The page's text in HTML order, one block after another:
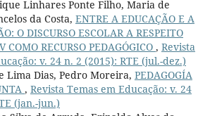
Linhares Ponte Filho, Maria de
da Costa, ENTRE A EDUCAÇÃO E A
O DISCURSO ESCOLAR A RESPEITO
COMO RECURSO PEDAGÓGICO , Revista
v. 24 n. 2 (2015): RTE (jul.-dez.)
Lima Dias, Pedro Moreira, PEDAGOGÍA
, Revista Temas em Educação: v. 24
(jan.-jun.)